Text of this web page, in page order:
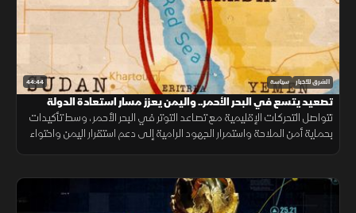
44:44 الشرق للأخبار سياسة
تصعيد يتسع في البحر الأحمر.. واليمن يعزز مسار استعادة الدولة
تتواصل التحركات الإقليمية مع تصاعد التوتر في البحر الأحمر، وسط تأكيدات
بحماية أمن الملاحة واستمرار الجهود الرامية إلى دعم استقرار اليمن واحتواء